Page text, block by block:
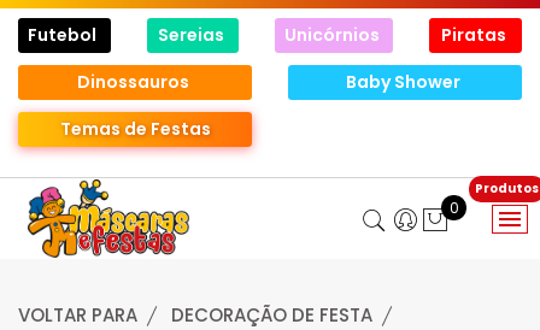
Futebol Sereias Unicórnios
Piratas
Dinossauros
Baby Shower
Temas de Festas
0
VOLTAR PARA
DECORAÇÃO DE FESTA